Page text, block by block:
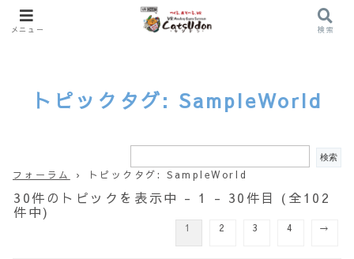
トピックタグ: SampleWorld
フォーラム › トピックタグ: SampleWorld
30件のトピックを表示中 - 1 - 30件目 (全102
件中)
1 2 3 4 →
メニュー 検索